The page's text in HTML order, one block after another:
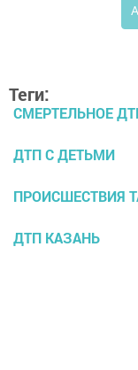
Теги:
СМЕРТЕЛЬНОЕ
ДТП С ДЕТЬМИ
ПРОИСШЕСТВИЯ
ДТП КАЗАНЬ